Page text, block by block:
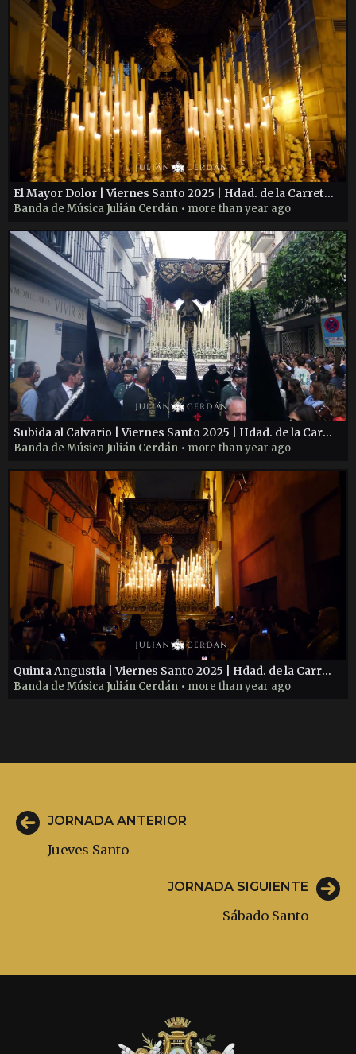
El Mayor Dolor | Viernes Santo 2025 | Hdad. de la Carretería
Banda de Música Julián Cerdán • more than year ago
Subida al Calvario | Viernes Santo 2025 | Hdad. de la Carretería
Banda de Música Julián Cerdán • more than year ago
Quinta Angustia | Viernes Santo 2025 | Hdad. de la Carretería
Banda de Música Julián Cerdán • more than year ago
JORNADA ANTERIOR
Jueves Santo
JORNADA SIGUIENTE
Sábado Santo